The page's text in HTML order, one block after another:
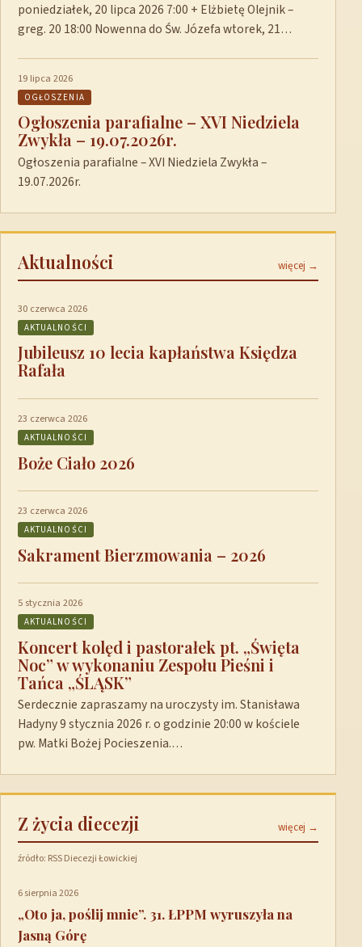
poniedziałek, 20 lipca 2026 7:00 + Elżbietę Olejnik –
greg. 20 18:00 Nowenna do Św. Józefa wtorek, 21…
19 lipca 2026
OGŁOSZENIA
Ogłoszenia parafialne – XVI Niedziela
Zwykła – 19.07.2026r.
Ogłoszenia parafialne – XVI Niedziela Zwykła –
19.07.2026r.
Aktualności więcej →
30 czerwca 2026
AKTUALNOŚCI
Jubileusz 10 lecia kapłaństwa Księdza
Rafała
23 czerwca 2026
AKTUALNOŚCI
Boże Ciało 2026
23 czerwca 2026
AKTUALNOŚCI
Sakrament Bierzmowania – 2026
5 stycznia 2026
AKTUALNOŚCI
Koncert kolęd i pastorałek pt. „Święta
Noc” w wykonaniu Zespołu Pieśni i
Tańca „ŚLĄSK”
Serdecznie zapraszamy na uroczysty im. Stanisława
Hadyny 9 stycznia 2026 r. o godzinie 20:00 w kościele
pw. Matki Bożej Pocieszenia.…
Z życia diecezji więcej →
źródło: RSS Diecezji Łowickiej
6 sierpnia 2026
„Oto ja, poślij mnie”. 31. ŁPPM wyruszyła na
Jasną Górę